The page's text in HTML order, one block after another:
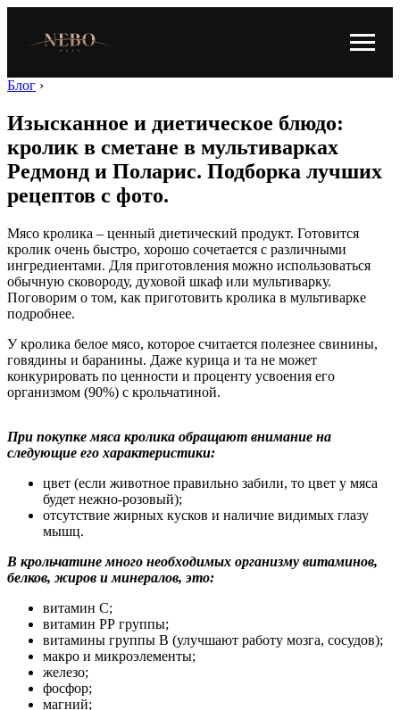
Блог ›
Изысканное и диетическое блюдо:
кролик в сметане в мультиварках
Редмонд и Поларис. Подборка лучших
рецептов с фото.
Мясо кролика – ценный диетический продукт. Готовится
кролик очень быстро, хорошо сочетается с различными
ингредиентами. Для приготовления можно использоваться
обычную сковороду, духовой шкаф или мультиварку.
Поговорим о том, как приготовить кролика в мультиварке
подробнее.
У кролика белое мясо, которое считается полезнее свинины,
говядины и баранины. Даже курица и та не может
конкурировать по ценности и проценту усвоения его
организмом (90%) с крольчатиной.
При покупке мяса кролика обращают внимание на
следующие его характеристики:
цвет (если животное правильно забили, то цвет у мяса
будет нежно-розовый);
отсутствие жирных кусков и наличие видимых глазу
мышц.
В крольчатине много необходимых организму витаминов,
белков, жиров и минералов, это:
витамин С;
витамин РР группы;
витамины группы В (улучшают работу мозга, сосудов);
макро и микроэлементы;
железо;
фосфор;
магний;